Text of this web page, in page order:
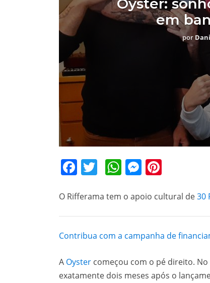
em
por
Facebook
Twitter
WhatsApp
O Rifferama tem o apoio cultural de30
Contribua com a campanha de
A Oyster começou com o pé direito.
exatamente dois meses após o